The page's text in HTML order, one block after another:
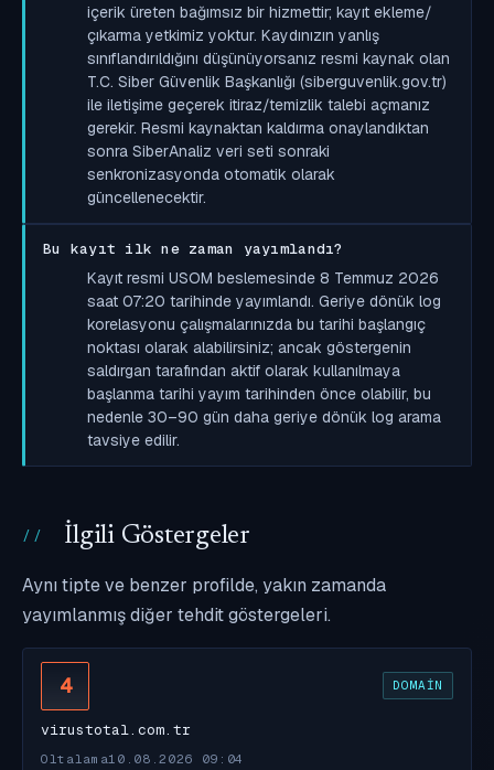
içerik üreten bağımsız bir hizmettir; kayıt ekleme/
çıkarma yetkimiz yoktur. Kaydınızın yanlış
sınıflandırıldığını düşünüyorsanız resmi kaynak olan
T.C. Siber Güvenlik Başkanlığı (siberguvenlik.gov.tr)
ile iletişime geçerek itiraz/temizlik talebi açmanız
gerekir. Resmi kaynaktan kaldırma onaylandıktan
sonra SiberAnaliz veri seti sonraki
senkronizasyonda otomatik olarak
güncellenecektir.
Bu kayıt ilk ne zaman yayımlandı?
Kayıt resmi USOM beslemesinde 8 Temmuz 2026
saat 07:20 tarihinde yayımlandı. Geriye dönük log
korelasyonu çalışmalarınızda bu tarihi başlangıç
noktası olarak alabilirsiniz; ancak göstergenin
saldırgan tarafından aktif olarak kullanılmaya
başlanma tarihi yayım tarihinden önce olabilir, bu
nedenle 30–90 gün daha geriye dönük log arama
tavsiye edilir.
İlgili Göstergeler
Aynı tipte ve benzer profilde, yakın zamanda
yayımlanmış diğer tehdit göstergeleri.
4 DOMAIN
virustotal.com.tr
Oltalama10.08.2026 09:04